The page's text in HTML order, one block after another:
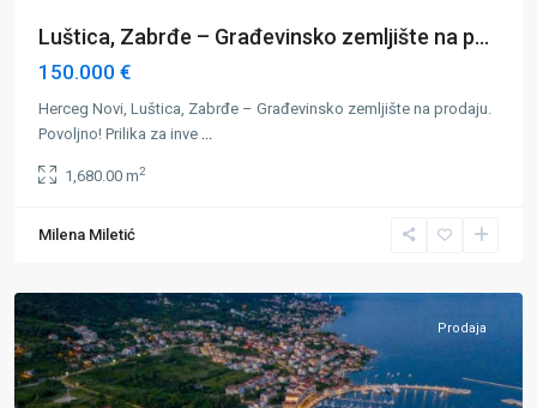
Luštica, Zabrđe – Građevinsko zemljište na p...
150.000 €
Herceg Novi, Luštica, Zabrđe – Građevinsko zemljište na prodaju.
Povoljno! Prilika za inve
1,680.00 m2
Milena Miletić
Novi,
Prodaja